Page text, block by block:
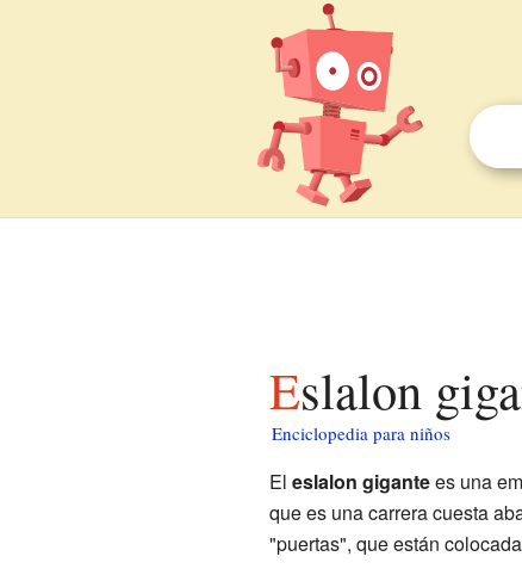
Eslalon
Enciclopedia para niños
El eslalon gigantees una
que es una carrera cuesta
"puertas", que están